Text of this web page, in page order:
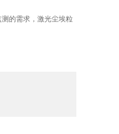
的需求，激光尘埃粒